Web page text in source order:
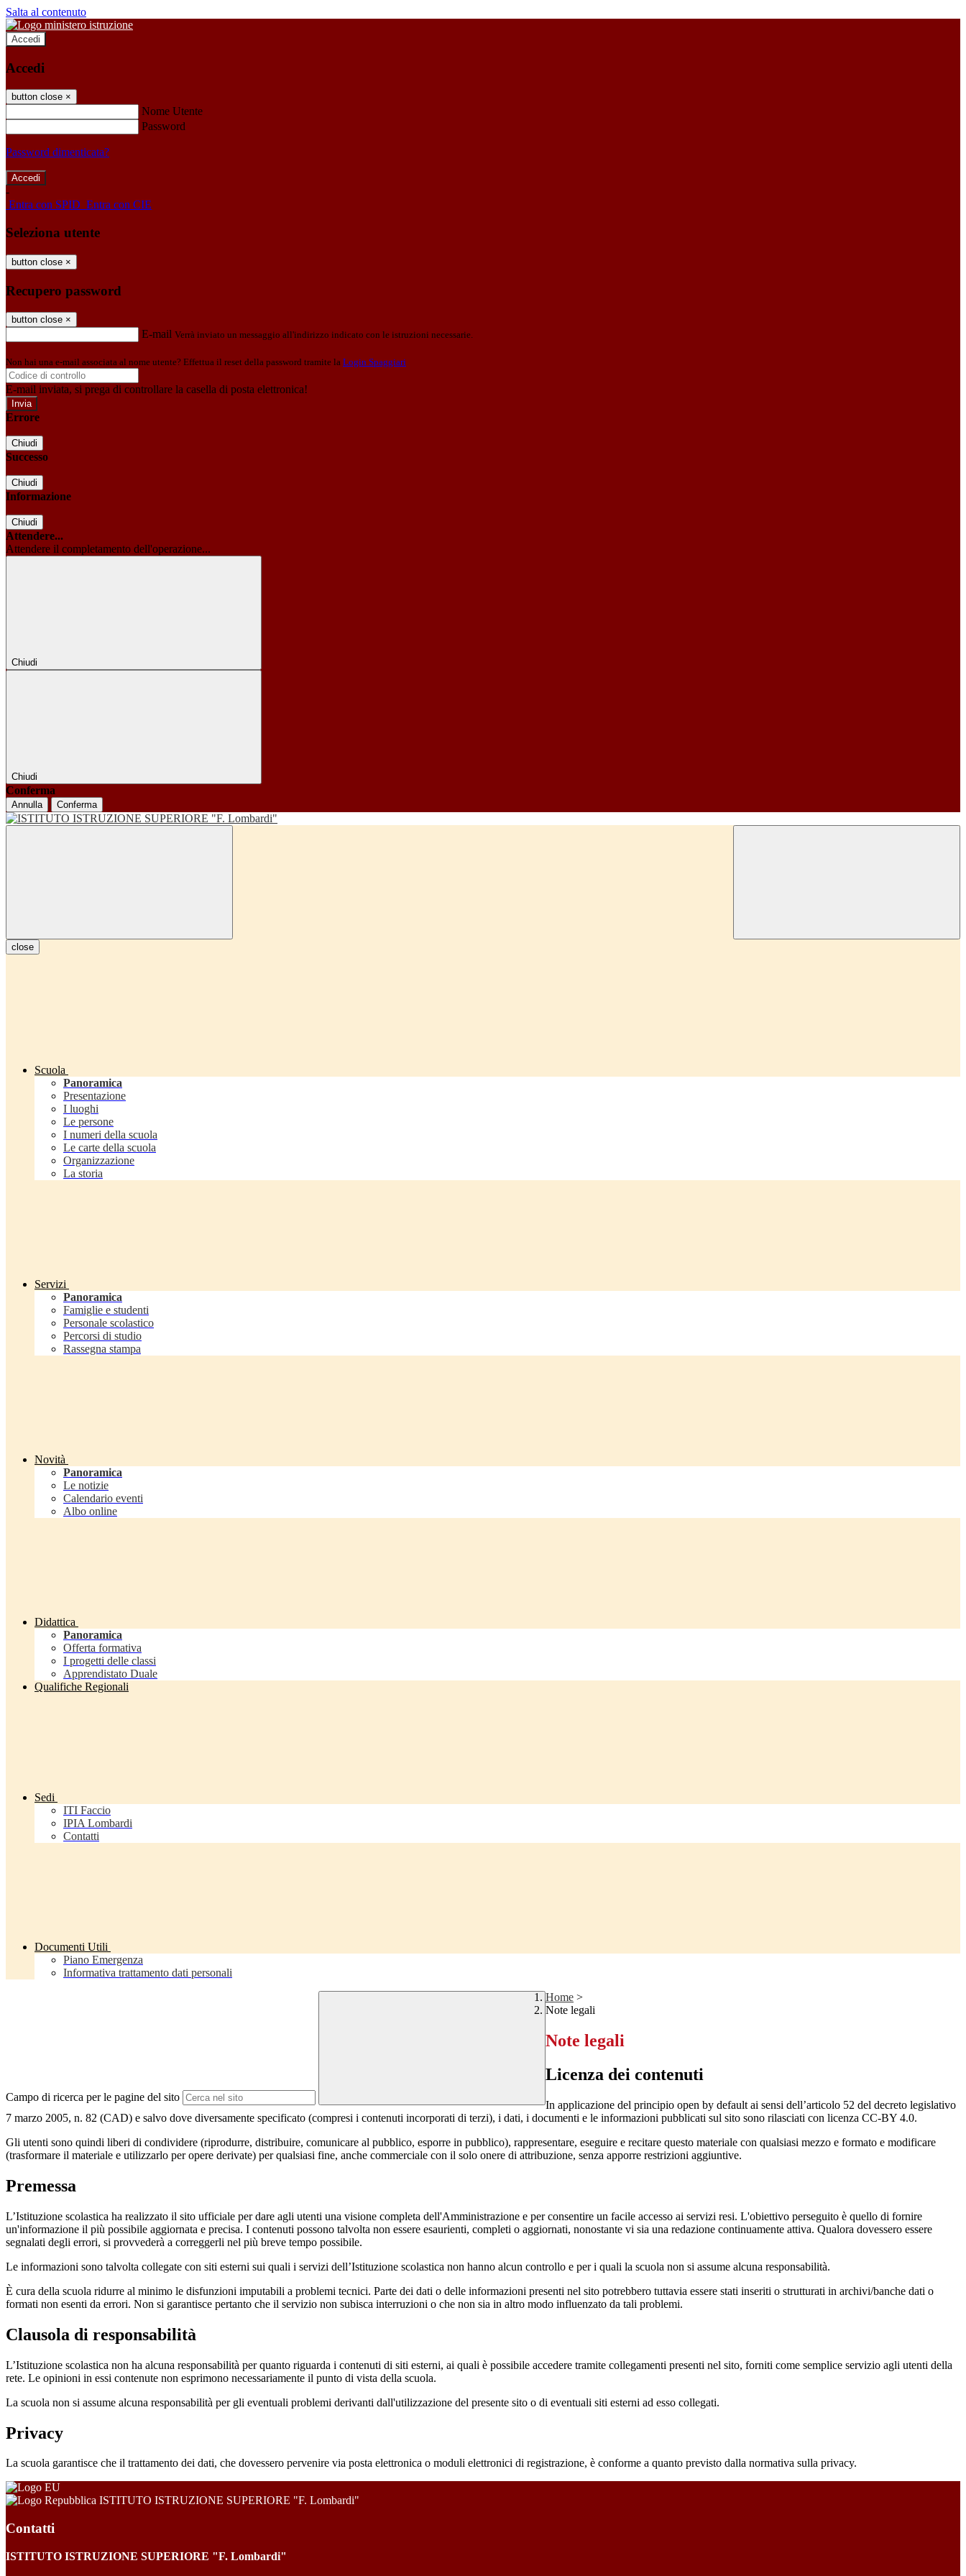
Salta al contenuto
Accedi
Accedi
button close ×
Nome Utente
Password
Password dimenticata?
-
Entra con SPID Entra con CIE
Seleziona utente
button close ×
Recupero password
button close ×
E-mail Verrà inviato un messaggio all'indirizzo indicato con le istruzioni necessarie.
Non hai una e-mail associata al nome utente? Effettua il reset della password tramite la Login Spaggiari
E-mail inviata, si prega di controllare la casella di posta elettronica!
Errore
Chiudi
Successo
Chiudi
Informazione
Chiudi
Attendere...
Attendere il completamento dell'operazione...
Chiudi
Chiudi
Conferma
Annulla Conferma
close
Scuola
Panoramica
Presentazione
I luoghi
Le persone
I numeri della scuola
Le carte della scuola
Organizzazione
La storia
Servizi
Panoramica
Famiglie e studenti
Personale scolastico
Percorsi di studio
Rassegna stampa
Novità
Panoramica
Le notizie
Calendario eventi
Albo online
Didattica
Panoramica
Offerta formativa
I progetti delle classi
Apprendistato Duale
Qualifiche Regionali
Sedi
ITI Faccio
IPIA Lombardi
Contatti
Documenti Utili
Piano Emergenza
Informativa trattamento dati personali
Campo di ricerca per le pagine del sito
Home >
Note legali
Note legali
Licenza dei contenuti
In applicazione del principio open by default ai sensi dell’articolo 52 del decreto legislativo
7 marzo 2005, n. 82 (CAD) e salvo dove diversamente specificato (compresi i contenuti incorporati di terzi), i dati, i documenti e le informazioni pubblicati sul sito sono rilasciati con licenza CC-BY 4.0.
Gli utenti sono quindi liberi di condividere (riprodurre, distribuire, comunicare al pubblico, esporre in pubblico), rappresentare, eseguire e recitare questo materiale con qualsiasi mezzo e formato e modificare
(trasformare il materiale e utilizzarlo per opere derivate) per qualsiasi fine, anche commerciale con il solo onere di attribuzione, senza apporre restrizioni aggiuntive.
Premessa
L’Istituzione scolastica ha realizzato il sito ufficiale per dare agli utenti una visione completa dell'Amministrazione e per consentire un facile accesso ai servizi resi. L'obiettivo perseguito è quello di fornire
un'informazione il più possibile aggiornata e precisa. I contenuti possono talvolta non essere esaurienti, completi o aggiornati, nonostante vi sia una redazione continuamente attiva. Qualora dovessero essere
segnalati degli errori, si provvederà a correggerli nel più breve tempo possibile.
Le informazioni sono talvolta collegate con siti esterni sui quali i servizi dell’Istituzione scolastica non hanno alcun controllo e per i quali la scuola non si assume alcuna responsabilità.
È cura della scuola ridurre al minimo le disfunzioni imputabili a problemi tecnici. Parte dei dati o delle informazioni presenti nel sito potrebbero tuttavia essere stati inseriti o strutturati in archivi/banche dati o
formati non esenti da errori. Non si garantisce pertanto che il servizio non subisca interruzioni o che non sia in altro modo influenzato da tali problemi.
Clausola di responsabilità
L’Istituzione scolastica non ha alcuna responsabilità per quanto riguarda i contenuti di siti esterni, ai quali è possibile accedere tramite collegamenti presenti nel sito, forniti come semplice servizio agli utenti della
rete. Le opinioni in essi contenute non esprimono necessariamente il punto di vista della scuola.
La scuola non si assume alcuna responsabilità per gli eventuali problemi derivanti dall'utilizzazione del presente sito o di eventuali siti esterni ad esso collegati.
Privacy
La scuola garantisce che il trattamento dei dati, che dovessero pervenire via posta elettronica o moduli elettronici di registrazione, è conforme a quanto previsto dalla normativa sulla privacy.
ISTITUTO ISTRUZIONE SUPERIORE "F. Lombardi"
Contatti
ISTITUTO ISTRUZIONE SUPERIORE "F. Lombardi"